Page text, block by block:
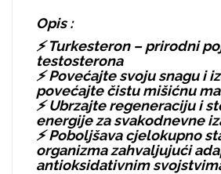
Opis :
⚡ Turkesteron – prirodni
testosterona
⚡ Povećajte svoju snagu i
povećajte čistu mišićnu
⚡ Ubrzajte regeneraciju i
energije za svakodnevne
⚡ Poboljšava cjelokupno
organizma zahvaljujući
antioksidativnim